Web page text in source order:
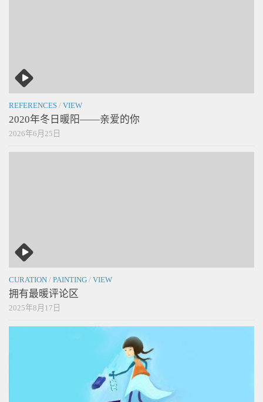
REFERENCES / VIEW
2020年冬日暖阳——亲爱的你
2026年6月25日
CURATION / PAINTING / VIEW
拥有最暖评论区
2025年8月17日